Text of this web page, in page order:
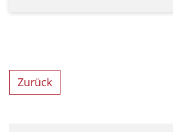
Zurück